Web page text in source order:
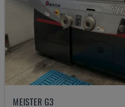
MEISTER G3